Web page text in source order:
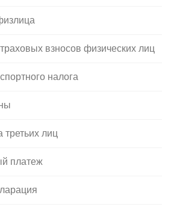
взносов физических лиц
налога
третьих лиц
платеж